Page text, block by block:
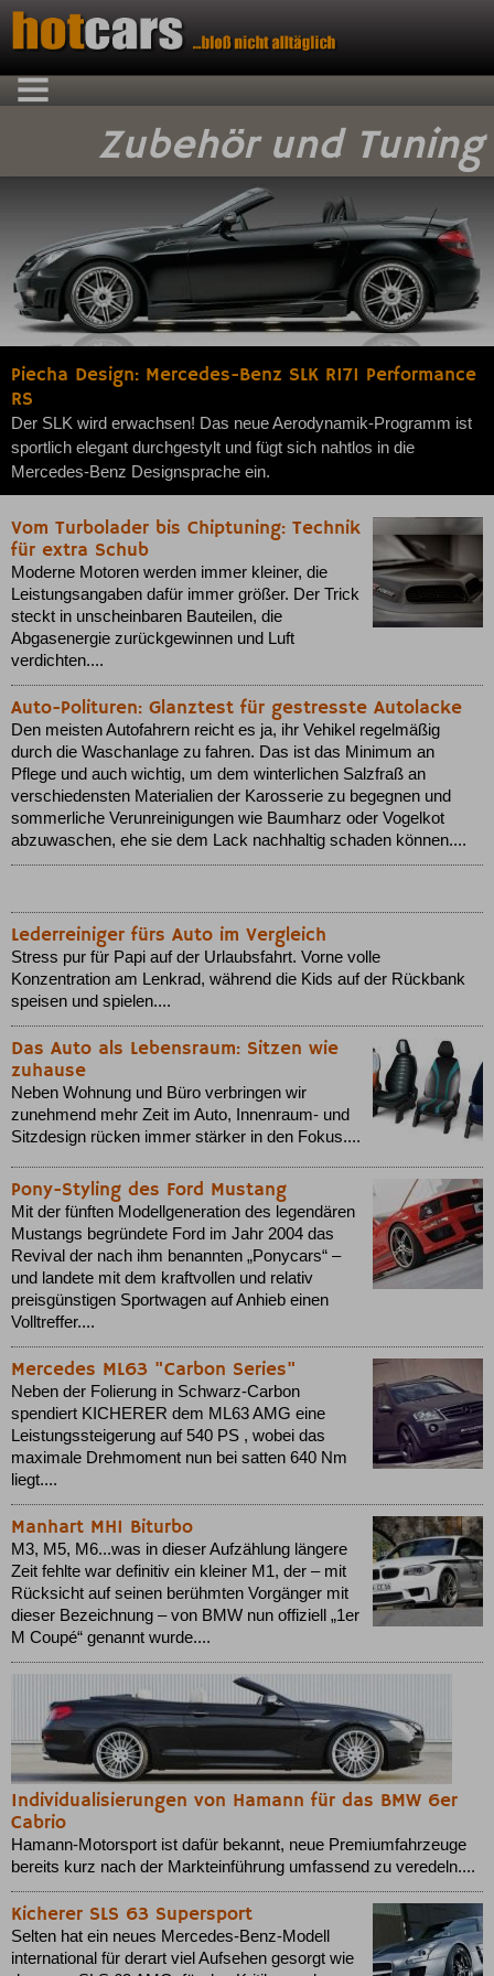
Zubehör und Tuning
Piecha Design: Mercedes-Benz SLK R171 Performance
RS
Der SLK wird erwachsen! Das neue Aerodynamik-Programm ist
sportlich elegant durchgestylt und fügt sich nahtlos in die
Mercedes-Benz Designsprache ein.
Vom Turbolader bis Chiptuning: Technik
für extra Schub
Moderne Motoren werden immer kleiner, die
Leistungsangaben dafür immer größer. Der Trick
steckt in unscheinbaren Bauteilen, die
Abgasenergie zurückgewinnen und Luft
verdichten....
Auto-Polituren: Glanztest für gestresste Autolacke
Den meisten Autofahrern reicht es ja, ihr Vehikel regelmäßig
durch die Waschanlage zu fahren. Das ist das Minimum an
Pflege und auch wichtig, um dem winterlichen Salzfraß an
verschiedensten Materialien der Karosserie zu begegnen und
sommerliche Verunreinigungen wie Baumharz oder Vogelkot
abzuwaschen, ehe sie dem Lack nachhaltig schaden können....
Lederreiniger fürs Auto im Vergleich
Stress pur für Papi auf der Urlaubsfahrt. Vorne volle
Konzentration am Lenkrad, während die Kids auf der Rückbank
speisen und spielen....
Das Auto als Lebensraum: Sitzen wie
zuhause
Neben Wohnung und Büro verbringen wir
zunehmend mehr Zeit im Auto, Innenraum- und
Sitzdesign rücken immer stärker in den Fokus....
Pony-Styling des Ford Mustang
Mit der fünften Modellgeneration des legendären
Mustangs begründete Ford im Jahr 2004 das
Revival der nach ihm benannten „Ponycars“ –
und landete mit dem kraftvollen und relativ
preisgünstigen Sportwagen auf Anhieb einen
Volltreffer....
Mercedes ML63 "Carbon Series"
Neben der Folierung in Schwarz-Carbon
spendiert KICHERER dem ML63 AMG eine
Leistungssteigerung auf 540 PS , wobei das
maximale Drehmoment nun bei satten 640 Nm
liegt....
Manhart MH1 Biturbo
M3, M5, M6...was in dieser Aufzählung längere
Zeit fehlte war definitiv ein kleiner M1, der – mit
Rücksicht auf seinen berühmten Vorgänger mit
dieser Bezeichnung – von BMW nun offiziell „1er
M Coupé“ genannt wurde....
Individualisierungen von Hamann für das BMW 6er
Cabrio
Hamann-Motorsport ist dafür bekannt, neue Premiumfahrzeuge
bereits kurz nach der Markteinführung umfassend zu veredeln....
Kicherer SLS 63 Supersport
Selten hat ein neues Mercedes-Benz-Modell
international für derart viel Aufsehen gesorgt wie